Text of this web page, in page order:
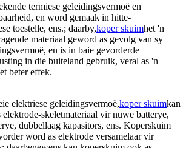
termiese geleidingsvermoë en
en word gemaak in hitte-
toestelle, ens.; daarby,koper skuimhet 'n
materiaal geword as gevolg van sy
en is in baie gevorderde
in die buiteland gebruik, veral as 'n
beter effek.
elektriese geleidingsvermoë,koper skuimkan
skeletmateriaal vir nuwe batterye,
dubbellaag kapasitors, ens. Koperskuim
word as elektrode versamelaar vir